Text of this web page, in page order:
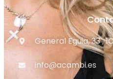
General Eguia, 33 ,
info@acambi.es